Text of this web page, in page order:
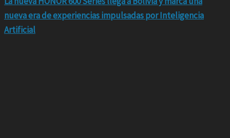
nueva era de experiencias impulsadas por Inteligencia
Artificial